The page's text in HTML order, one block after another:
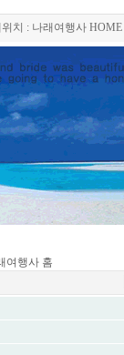
치 : 나래여행사 HOME
여행사 홈